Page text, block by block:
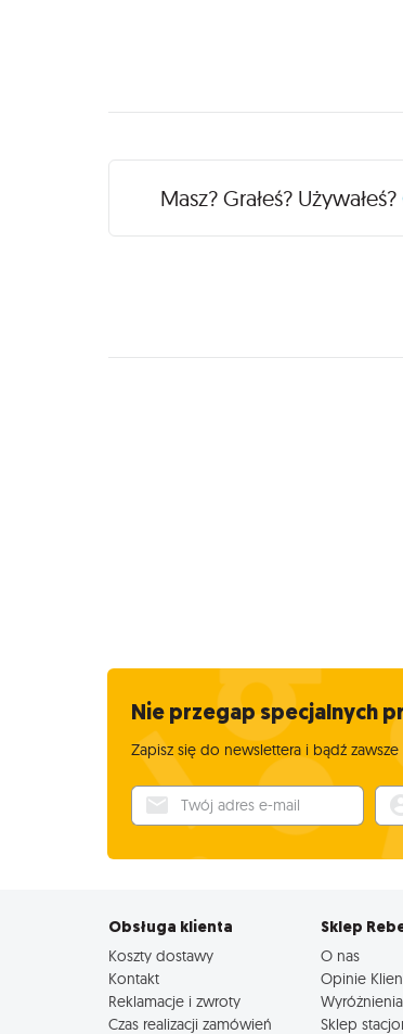
Recenzje
Masz? Grałeś? Używałeś?
Nie przegap specjalnych
Zapisz się do newslettera i bądź
Twój adres e-mail
Obsługa klienta
Koszty dostawy
Kontakt
Reklamacje i zwroty
Czas realizacji zamówień
Sklep
O nas
Opinie
Sklep